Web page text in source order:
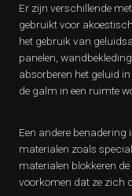
Er zijn verschillende
gebruikt voor
het gebruik van
panelen,
absorberen het geluid
de galm in een ruimte
Een andere benadering
materialen zoals
materialen blokkeren
voorkomen dat ze zich